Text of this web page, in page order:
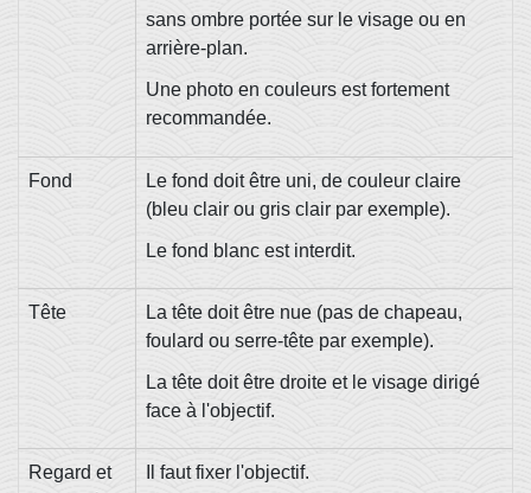
sans ombre portée sur le visage ou en
arrière-plan.
Une photo en couleurs est fortement
recommandée.
Fond
Le fond doit être uni, de couleur claire
(bleu clair ou gris clair par exemple).
Le fond blanc est interdit.
Tête
La tête doit être nue (pas de chapeau,
foulard ou serre-tête par exemple).
La tête doit être droite et le visage dirigé
face à l'objectif.
Regard et
Il faut fixer l'objectif.